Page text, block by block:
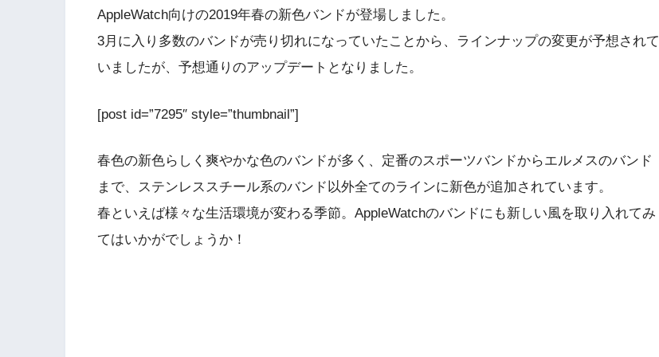
AppleWatch向けの2019年春の新色バンドが登場しました。
3月に入り多数のバンドが売り切れになっていたことから、ラインナップの変更が予想されて
いましたが、予想通りのアップデートとなりました。
[post id=”7295″ style=”thumbnail”]
春色の新色らしく爽やかな色のバンドが多く、定番のスポーツバンドからエルメスのバンド
まで、ステンレススチール系のバンド以外全てのラインに新色が追加されています。
春といえば様々な生活環境が変わる季節。AppleWatchのバンドにも新しい風を取り入れてみ
てはいかがでしょうか！